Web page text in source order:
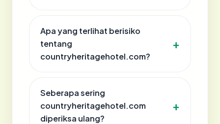
Apa yang terlihat berisiko
tentang
countryheritagehotel.com?
Seberapa sering
countryheritagehotel.com
diperiksa ulang?